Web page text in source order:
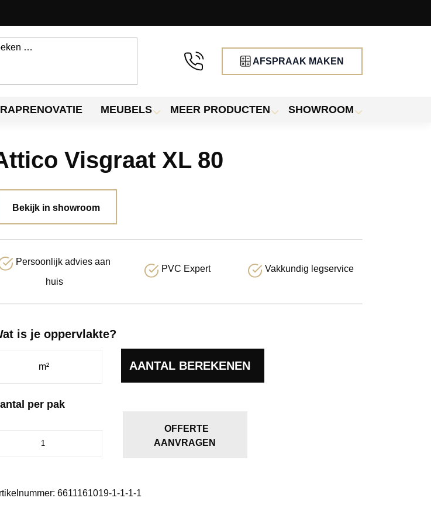
AFSPRAAK MAKEN
MEUBELS MEER PRODUCTEN SHOWROOM
Visgraat XL 80
Bekijk in showroom
Persoonlijk advies aan
huis
PVC Expert Vakkundig legservice
is je oppervlakte?
AANTAL BEREKENEN
per pak
OFFERTE
AANVRAGEN
6611161019-1-1-1-1